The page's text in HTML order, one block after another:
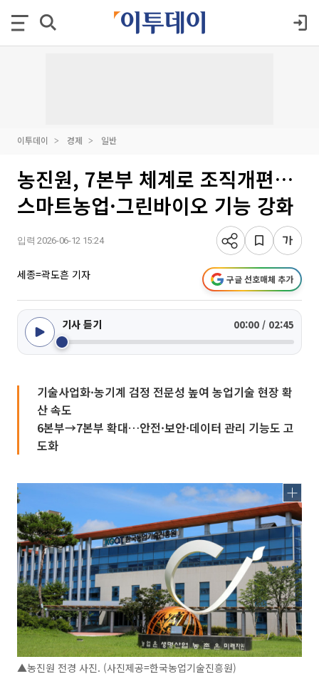
이투데이 경제 일반
농진원, 7본부 체계로 조직개편…
스마트농업·그린바이오 기능 강화
입력 2026-06-12 15:24
세종=곽도흔 기자 구글 선호매체 추가
기사 듣기 00:00 / 02:45
기술사업화·농기계 검정 전문성 높여 농업기술 현장 확
산 속도
6본부→7본부 확대…안전·보안·데이터 관리 기능도 고
도화
▲농진원 전경 사진. (사진제공=한국농업기술진흥원)